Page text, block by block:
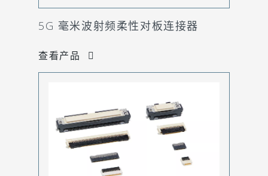
5G 毫米波射频柔性对板连接器
查看产品